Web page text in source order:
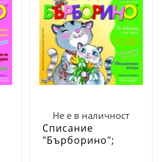
Не е в наличност
Списание
"Бърборино";